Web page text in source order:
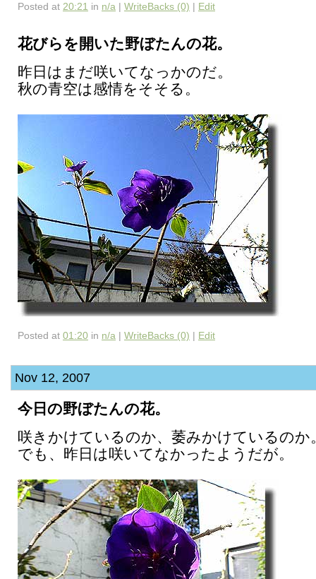
Posted at 20:21 in n/a | WriteBacks (0) | Edit
花びらを開いた野ぼたんの花。
昨日はまだ咲いてなっかのだ。
秋の青空は感情をそそる。
Posted at 01:20 in n/a | WriteBacks (0) | Edit
Nov 12, 2007
今日の野ぼたんの花。
咲きかけているのか、萎みかけているのか
でも、昨日は咲いてなかったようだが。